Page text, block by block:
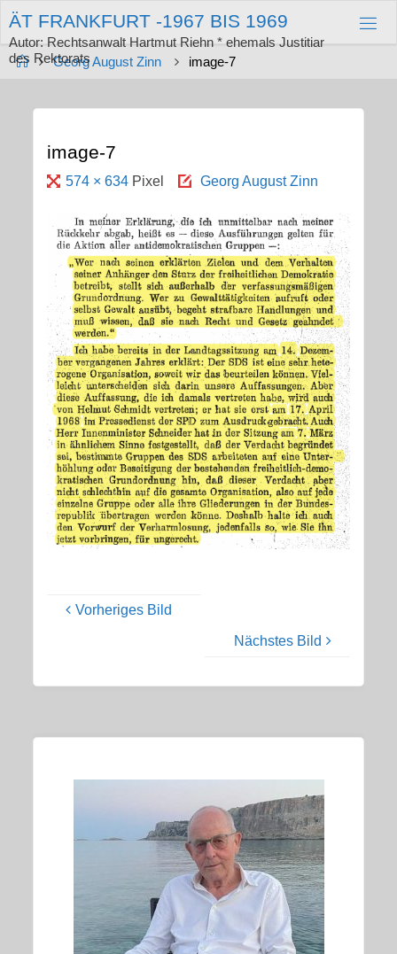
Inhalt
springen
ÄT FRANKFURT -1967 BIS 1969
Autor: Rechtsanwalt Hartmut Riehn * ehemals Justitiar
des Rektorats
StartGeorg August Zinn image-7
image-7
Originalgröße
574 × 634 Pixel Georg August Zinn
Vorheriges Bild
Nächstes Bild